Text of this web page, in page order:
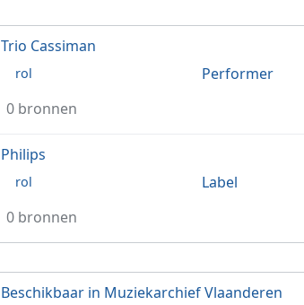
Trio Cassiman
rol
Performer
0 bronnen
Philips
rol
Label
0 bronnen
Beschikbaar in Muziekarchief Vlaanderen